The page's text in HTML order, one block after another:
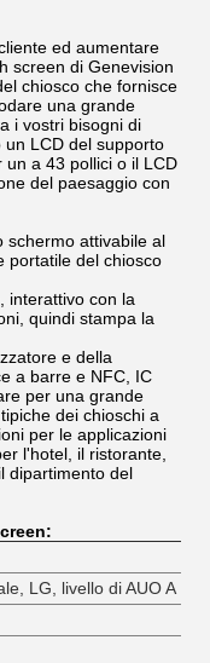
ed aumentare
screen di Genevision
chiosco che fornisce
una grande
i vostri bisogni di
LCD del supporto
un a 43 pollici o il LCD
del paesaggio con
schermo attivabile al
portatile del chiosco
interattivo con la
quindi stampa la
e della
a barre e NFC, IC
per una grande
dei chioschi a
per le applicazioni
l'hotel, il ristorante,
dipartimento del
LG, livello di AUO A